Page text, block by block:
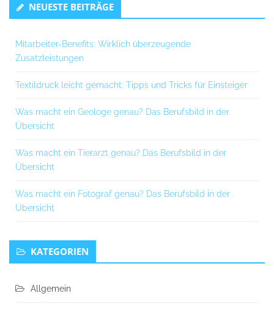
NEUESTE BEITRÄGE
Mitarbeiter-Benefits: Wirklich überzeugende
Zusatzleistungen
Textildruck leicht gemacht: Tipps und Tricks für Einsteiger
Was macht ein Geologe genau? Das Berufsbild in der
Übersicht
Was macht ein Tierarzt genau? Das Berufsbild in der
Übersicht
Was macht ein Fotograf genau? Das Berufsbild in der
Übersicht
KATEGORIEN
Allgemein